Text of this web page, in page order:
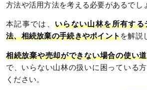
方法や活用方法を考える必要があるでし
本記事では、いらない山林を所有す
法、相続放棄の手続きやポイントを解説
相続放棄や売却ができない場合の使い道
で、いらない山林の扱いに困っている
ください。